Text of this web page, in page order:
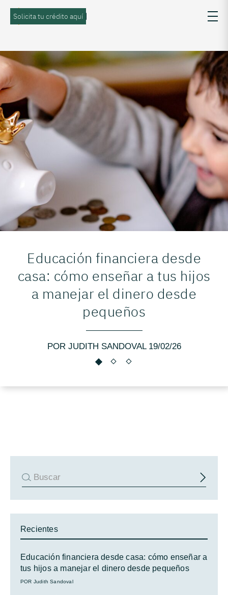
Solicita tu crédito aquí
Educación financiera desde
casa: cómo enseñar a tus hijos
a manejar el dinero desde
pequeños
POR JUDITH SANDOVAL 19/02/26
Recientes
Educación financiera desde casa: cómo enseñar a
tus hijos a manejar el dinero desde pequeños
POR Judith Sandoval